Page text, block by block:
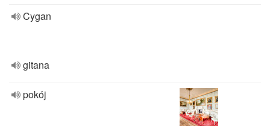
Cygan
gitana
pokój